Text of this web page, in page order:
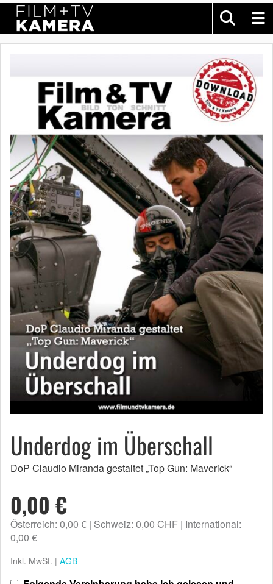
Underdog im Überschall
DoP Claudio Miranda gestaltet „Top Gun: Maverick“
0,00 €
Österreich: 0,00 € Schweiz: 0,00 CHF International:
0,00 €
Inkl. MwSt. | AGB